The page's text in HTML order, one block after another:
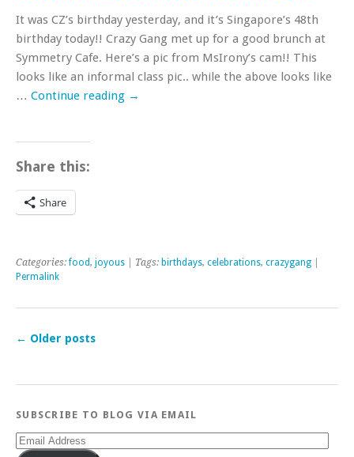
It was CZ’s birthday yesterday, and it’s Singapore’s 48th
birthday today!! Crazy Gang met up for a good brunch at
Symmetry Cafe. Here’s a pic from MsIrony’s cam!! This
looks like an informal class pic.. while the above looks like
… Continue reading →
Share this:
Share
Categories:food, joyous | Tags: birthdays, celebrations, crazygang
Permalink
← Older posts
SUBSCRIBE TO BLOG VIA EMAIL
Email
Address